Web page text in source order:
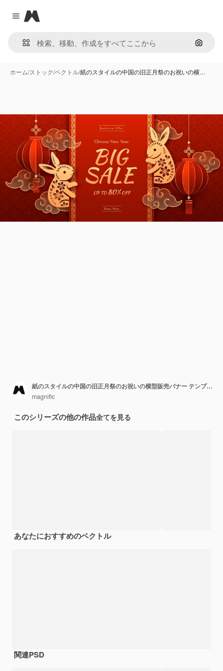
Close menu
Magnific
画像で
ホーム/ストック/ベクトル/紙のスタイルの中国の旧正月祭のお祝いの横…
紙のスタイルの中国の旧正月祭のお祝いの横型販売バナー テンプレート
magnific
このシリーズの他の作品全てを見る
あなたにおすすめのベクトル
関連PSD